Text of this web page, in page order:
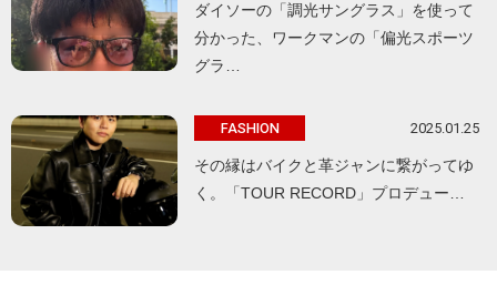
ダイソーの「調光サングラス」を使って
分かった、ワークマンの「偏光スポーツ
グラ…
FASHION 2025.01.25
その縁はバイクと革ジャンに繋がってゆ
く。「TOUR RECORD」プロデュー…